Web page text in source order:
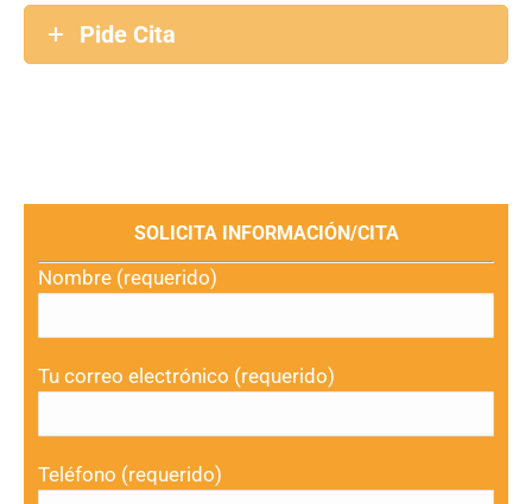
Pide Cita
SOLICITA INFORMACIÓN/CITA
Nombre (requerido)
Tu correo electrónico (requerido)
Teléfono (requerido)